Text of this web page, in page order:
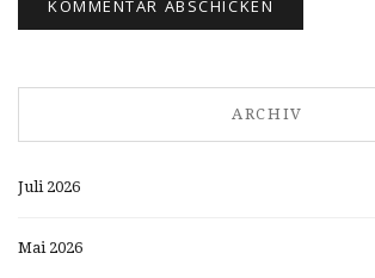
ARCHIV
Juli 2026
Mai 2026